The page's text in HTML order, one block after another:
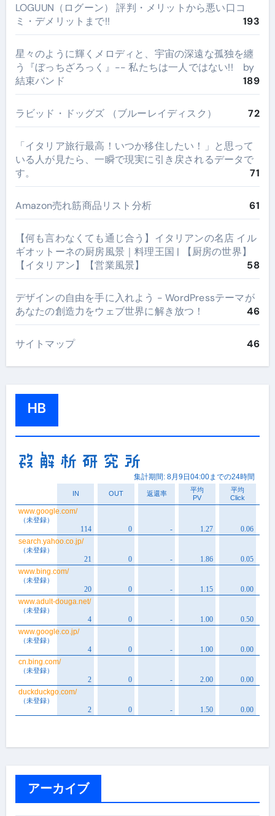
LOGUUN（ログーン） 評判・メリットから悪い口コ
ミ・デメリットまで!!
193
星々のように輝くメロディと、宇宙の深遠な孤独を纏
う『ぼっちざろっく』-- 私たちは一人ではない!! by
結束バンド
189
ラビッド・ドッグズ （ブルーレイディスク） 72
​「イタリア旅行最高！いつか移住したい！」と思って
いる人が見たら、一瞬で現実に引き戻されるデータで
す。
71
Amazon売れ筋商品リスト分析 61
【何も言わなくても通じ合う】イタリアンの名店 イル
ギオットーネの厨房風景｜料理王国 | 【厨房の世界】
【イタリアン】【営業風景】
58
デザインの自由を手に入れよう - WordPressテーマが
あなたの創造力をウェブ世界に解き放つ！
46
サイトマップ 46
HB
アーカイブ